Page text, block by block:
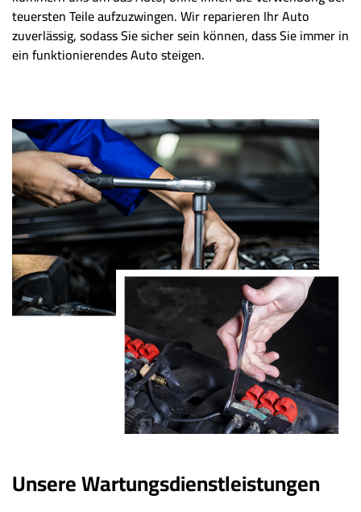
teuersten Teile aufzuzwingen. Wir reparieren Ihr Auto
zuverlässig, sodass Sie sicher sein können, dass Sie immer in
ein funktionierendes Auto steigen.
Unsere Wartungsdienstleistungen